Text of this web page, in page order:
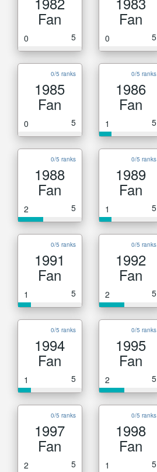
Fan
0 5
Fan
0 5
0/5 ranks
1985
Fan
0 5
0/5 ranks
1986
Fan
1 5
0/5 ranks
1988
Fan
2 5
0/5 ranks
1989
Fan
1 5
0/5 ranks
1991
Fan
1 5
0/5 ranks
1992
Fan
2 5
0/5 ranks
1994
Fan
1 5
0/5 ranks
1995
Fan
2 5
0/5 ranks
1997
Fan
2 5
0/5 ranks
1998
Fan
1 5